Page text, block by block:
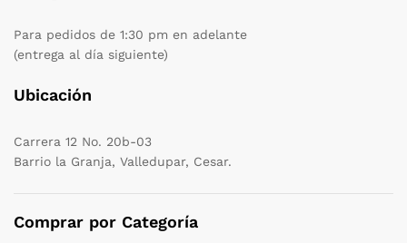
Para pedidos de 1:30 pm en adelante
(entrega al día siguiente)
Ubicación
Carrera 12 No. 20b-03
Barrio la Granja, Valledupar, Cesar.
Comprar por Categoría